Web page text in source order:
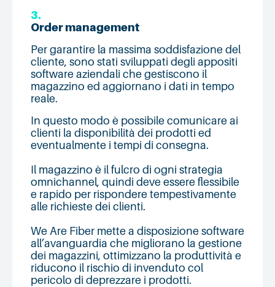
3.
Order management
Per garantire la massima soddisfazione del
cliente, sono stati sviluppati degli appositi
software aziendali che gestiscono il
magazzino ed aggiornano i dati in tempo
reale.
In questo modo è possibile comunicare ai
clienti la disponibilità dei prodotti ed
eventualmente i tempi di consegna.
Il magazzino è il fulcro di ogni strategia
omnichannel, quindi deve essere flessibile
e rapido per rispondere tempestivamente
alle richieste dei clienti.
We Are Fiber mette a disposizione software
all’avanguardia che migliorano la gestione
dei magazzini, ottimizzano la produttività e
riducono il rischio di invenduto col
pericolo di deprezzare i prodotti.